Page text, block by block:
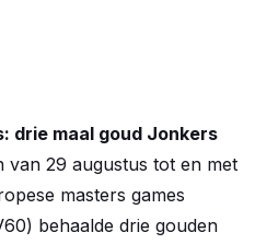
drie maal goud Jonkers
van 29 augustus tot en met
masters games
behaalde drie gouden